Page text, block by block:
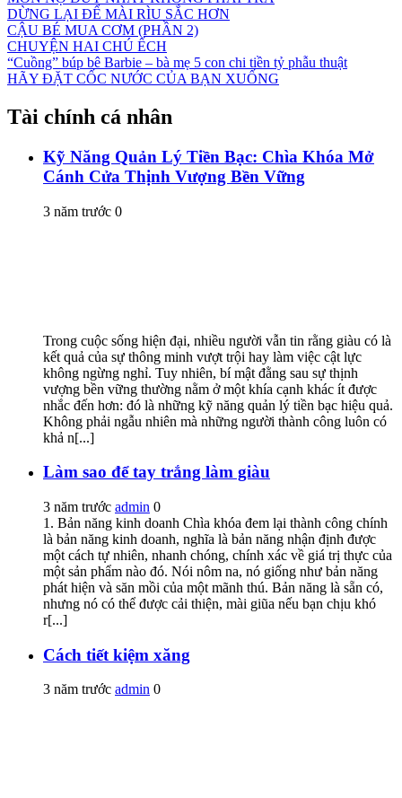
DỪNG LẠI ĐỂ MÀI RÌU SẮC HƠN
CẬU BÉ MUA CƠM (PHẦN 2)
CHUYỆN HAI CHÚ ẾCH
“Cuồng” búp bê Barbie – bà mẹ 5 con chi tiền tỷ phẫu thuật
HÃY ĐẶT CỐC NƯỚC CỦA BẠN XUỐNG
Tài chính cá nhân
Kỹ Năng Quản Lý Tiền Bạc: Chìa Khóa Mở
Cánh Cửa Thịnh Vượng Bền Vững
3 năm trước 0
Trong cuộc sống hiện đại, nhiều người vẫn tin rằng giàu có là
kết quả của sự thông minh vượt trội hay làm việc cật lực
không ngừng nghỉ. Tuy nhiên, bí mật đằng sau sự thịnh
vượng bền vững thường nằm ở một khía cạnh khác ít được
nhắc đến hơn: đó là những kỹ năng quản lý tiền bạc hiệu quả.
Không phải ngẫu nhiên mà những người thành công luôn có
khả n[...]
Làm sao để tay trắng làm giàu
3 năm trước admin 0
1. Bản năng kinh doanh Chìa khóa đem lại thành công chính
là bản năng kinh doanh, nghĩa là bản năng nhận định được
một cách tự nhiên, nhanh chóng, chính xác về giá trị thực của
một sản phẩm nào đó. Nói nôm na, nó giống như bản năng
phát hiện và săn mồi của một mãnh thú. Bản năng là sẵn có,
nhưng nó có thể được cải thiện, mài giũa nếu bạn chịu khó
r[...]
Cách tiết kiệm xăng
3 năm trước admin 0